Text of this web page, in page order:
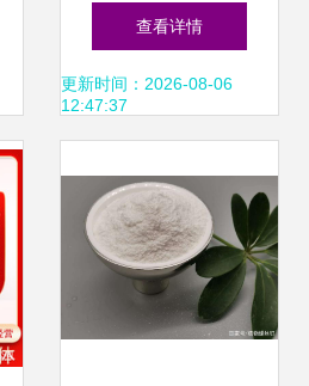
核心客户交流会 肥
料增效剂“扎根
查看详情
更新时间：2026-08-06
12:47:37